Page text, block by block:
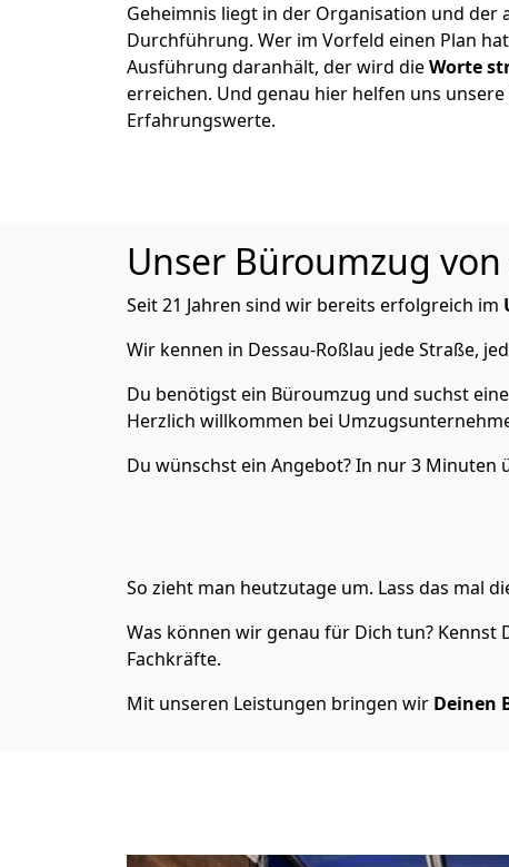
Geheimnis liegt in der Organisation und der
Durchführung. Wer im Vorfeld einen Plan
Ausführung daranhält, der wird dieWorte
erreichen. Und genau hier helfen uns
Erfahrungswerte.
Unser Büroumzug
Seit 21 Jahren sind wir bereits erfolgreich im
Wir kennen in Dessau-Roßlau jede Straße,
Du benötigst ein Büroumzug und suchst
Herzlich willkommen bei
Du wünschst ein Angebot? In nur 3
So zieht man heutzutage um. Lass das mal
Was können wir genau für Dich tun?
Fachkräfte.
Mit unseren Leistungen bringen wir Deinen